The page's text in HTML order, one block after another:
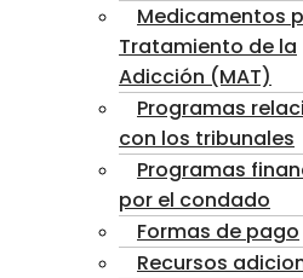
Medicamentos
Tratamiento de la
Adicción (MAT)
Programas
con los tribunales
Programas
por el condado
Formas de pago
Recursos